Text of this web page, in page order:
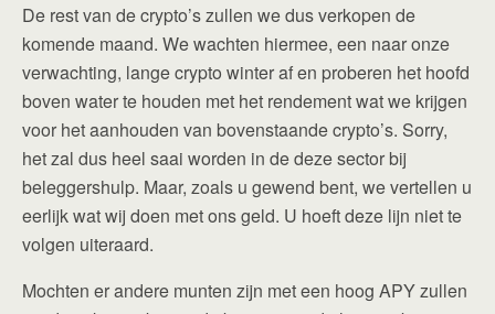
De rest van de crypto’s zullen we dus verkopen de
komende maand. We wachten hiermee, een naar onze
verwachting, lange crypto winter af en proberen het hoofd
boven water te houden met het rendement wat we krijgen
voor het aanhouden van bovenstaande crypto’s. Sorry,
het zal dus heel saai worden in de deze sector bij
beleggershulp. Maar, zoals u gewend bent, we vertellen u
eerlijk wat wij doen met ons geld. U hoeft deze lijn niet te
volgen uiteraard.
Mochten er andere munten zijn met een hoog APY zullen